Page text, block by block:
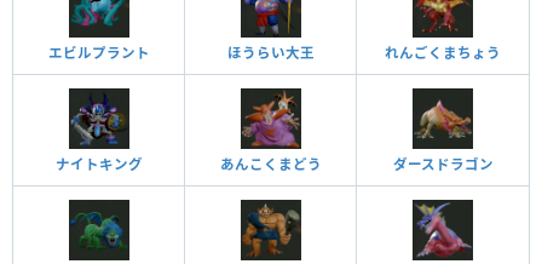
エビルプラント ほうらい大王 れんごくまちょう
ナイトキング あんこくまどう ダースドラゴン